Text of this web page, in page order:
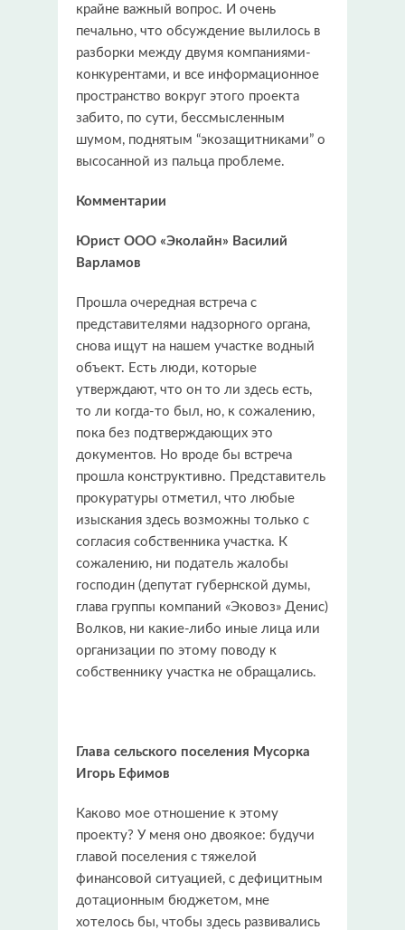
крайне важный вопрос. И очень
печально, что обсуждение вылилось в
разборки между двумя компаниями-
конкурентами, и все информационное
пространство вокруг этого проекта
забито, по сути, бессмысленным
шумом, поднятым “экозащитниками” о
высосанной из пальца проблеме.
Комментарии
Юрист ООО «Эколайн» Василий
Варламов
Прошла очередная встреча с
представителями надзорного органа,
снова ищут на нашем участке водный
объект. Есть люди, которые
утверждают, что он то ли здесь есть,
то ли когда-то был, но, к сожалению,
пока без подтверждающих это
документов. Но вроде бы встреча
прошла конструктивно. Представитель
прокуратуры отметил, что любые
изыскания здесь возможны только с
согласия собственника участка. К
сожалению, ни податель жалобы
господин (депутат губернской думы,
глава группы компаний «Эковоз» Денис)
Волков, ни какие-либо иные лица или
организации по этому поводу к
собственнику участка не обращались.
Глава сельского поселения Мусорка
Игорь Ефимов
Каково мое отношение к этому
проекту? У меня оно двоякое: будучи
главой поселения с тяжелой
финансовой ситуацией, с дефицитным
дотационным бюджетом, мне
хотелось бы, чтобы здесь развивались